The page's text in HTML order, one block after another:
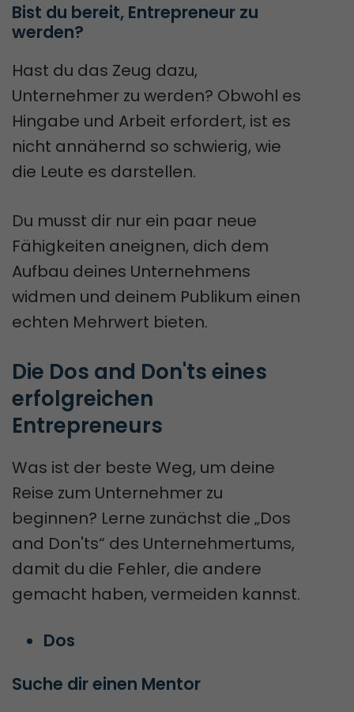
Bist du bereit, Entrepreneur zu
werden?
Hast du das Zeug dazu,
Unternehmer zu werden? Obwohl es
Hingabe und Arbeit erfordert, ist es
nicht annähernd so schwierig, wie
die Leute es darstellen.
Du musst dir nur ein paar neue
Fähigkeiten aneignen, dich dem
Aufbau deines Unternehmens
widmen und deinem Publikum einen
echten Mehrwert bieten.
Die Dos and Don'ts eines
erfolgreichen
Entrepreneurs
Was ist der beste Weg, um deine
Reise zum Unternehmer zu
beginnen? Lerne zunächst die „Dos
and Don'ts“ des Unternehmertums,
damit du die Fehler, die andere
gemacht haben, vermeiden kannst.
Dos
Suche dir einen Mentor